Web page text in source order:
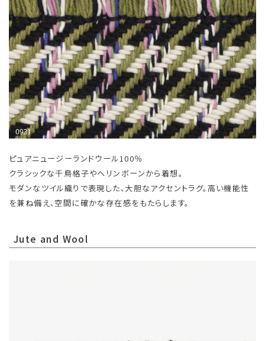
ピュアニュージーランドウール100％
クラシックな千鳥格子やヘリンボーンから着想。
モダンなツイル織りで表現した、大胆なアクセントラグ。高い機能性
を兼ね備え、空間に確かな存在感をもたらします。
Jute and Wool